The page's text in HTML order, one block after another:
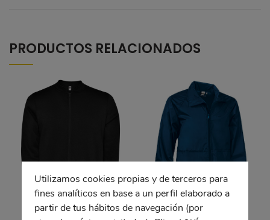
PRODUCTOS RELACIONADOS
Chaqueta ELBRUS
Chaqueta de lluvia
Utilizamos cookies propias y de terceros para
fines analíticos en base a un perfil elaborado a
partir de tus hábitos de navegación (por